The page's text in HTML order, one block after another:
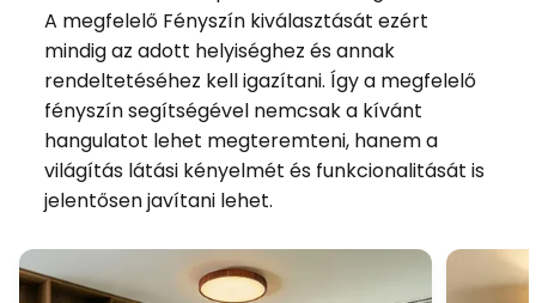
A megfelelő Fényszín kiválasztását ezért
mindig az adott helyiséghez és annak
rendeltetéséhez kell igazítani. Így a megfelelő
fényszín segítségével nemcsak a kívánt
hangulatot lehet megteremteni, hanem a
világítás látási kényelmét és funkcionalitását is
jelentősen javítani lehet.